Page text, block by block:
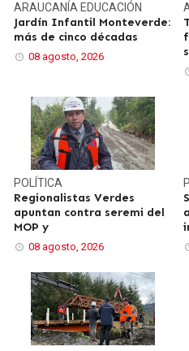
ARAUCANÍA EDUCACIÓN
Jardín Infantil Monteverde:
más de cinco décadas
08 agosto, 2026
POLÍTICA
Regionalistas Verdes
apuntan contra seremi del
MOP y
08 agosto, 2026